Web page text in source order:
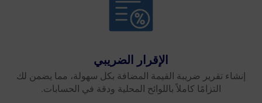
الإقرار الضريبي
إنشاء تقرير ضريبة القيمة المضافة بكل سهولة، مما يضمن لك
التزامًا كاملاً باللوائح المحلية ودقة في الحسابات.